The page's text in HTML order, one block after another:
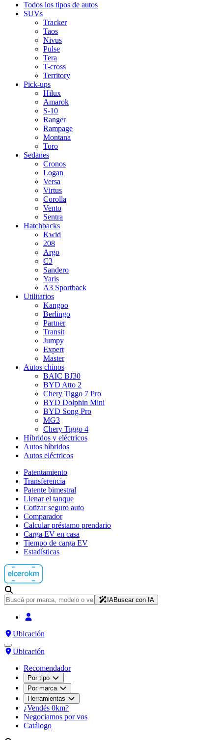
Todos los tipos de autos
SUVs
Tracker
Taos
Nivus
Pulse
Tera
T-cross
Territory
Pick-ups
Hilux
Amarok
S-10
Ranger
Rampage
Montana
Toro
Sedanes
Cronos
Logan
Versa
Virtus
Corolla
Vento
Sentra
Hatchbacks
Kwid
208
Argo
C3
Sandero
Yaris
A3 Sportback
Utilitarios
Kangoo
Berlingo
Partner
Transit
Jumpy
Expert
Master
Autos chinos
BAIC BJ30
BYD Atto 2
Chery Tiggo 7 Pro
BYD Dolphin Mini
BYD Song Pro
MG3
Chery Tiggo 4
Híbridos y eléctricos
Autos híbridos
Autos eléctricos
Patentamiento
Transferencia
Patente bimestral
Llenar el tanque
Cotizar seguro auto
Comparador
Calcular préstamo prendario
Carga EV en casa
Tiempo de carga EV
Estadísticas
IABuscar con IA
Ubicación
Ubicación
Recomendador
Por tipo
Por marca
Herramientas
¿Vendés 0km?
Negociamos por vos
Catálogo